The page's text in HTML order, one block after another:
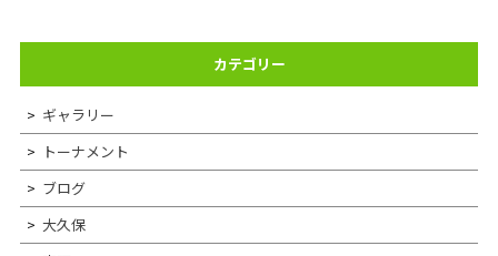
カテゴリー
ギャラリー
トーナメント
ブログ
大久保